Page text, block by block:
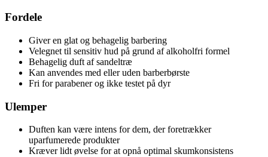
Fordele
Giver en glat og behagelig barbering
Velegnet til sensitiv hud på grund af alkoholfri formel
Behagelig duft af sandeltræ
Kan anvendes med eller uden barberbørste
Fri for parabener og ikke testet på dyr
Ulemper
Duften kan være intens for dem, der foretrækker
uparfumerede produkter
Kræver lidt øvelse for at opnå optimal skumkonsistens